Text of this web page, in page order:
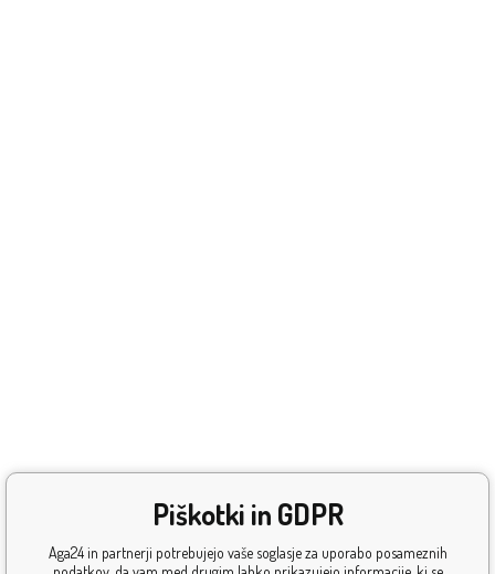
Piškotki in GDPR
Aga24 in partnerji potrebujejo vaše soglasje za uporabo posameznih